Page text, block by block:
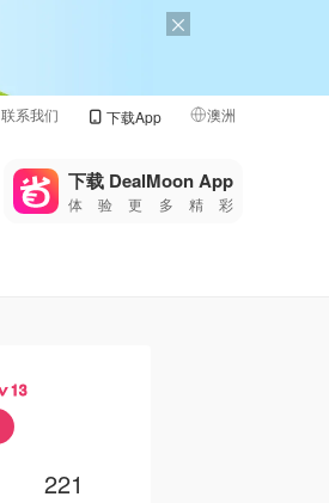
联系我们 下载App 澳洲
🇺🇸
🇨🇳 中国
下载 DealMoon App
体验更多精彩
13
221